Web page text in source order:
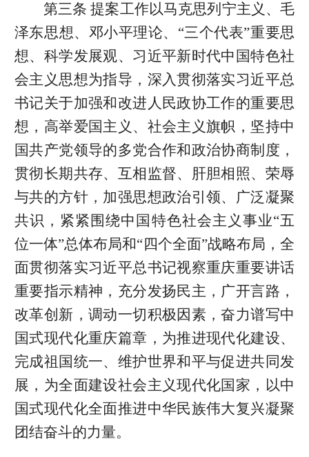
第三条 提案工作以马克思列宁主义、毛
泽东思想、邓小平理论、“三个代表”重要思
想、科学发展观、习近平新时代中国特色社
会主义思想为指导，深入贯彻落实习近平总
书记关于加强和改进人民政协工作的重要思
想，高举爱国主义、社会主义旗帜，坚持中
国共产党领导的多党合作和政治协商制度，
贯彻长期共存、互相监督、肝胆相照、荣辱
与共的方针，加强思想政治引领、广泛凝聚
共识，紧紧围绕中国特色社会主义事业“五
位一体”总体布局和“四个全面”战略布局，全
面贯彻落实习近平总书记视察重庆重要讲话
重要指示精神，充分发扬民主，广开言路，
改革创新，调动一切积极因素，奋力谱写中
国式现代化重庆篇章，为推进现代化建设、
完成祖国统一、维护世界和平与促进共同发
展，为全面建设社会主义现代化国家，以中
国式现代化全面推进中华民族伟大复兴凝聚
团结奋斗的力量。